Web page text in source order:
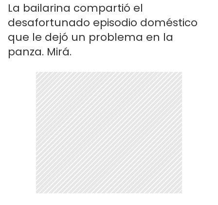
La bailarina compartió el
desafortunado episodio doméstico
que le dejó un problema en la
panza. Mirá.